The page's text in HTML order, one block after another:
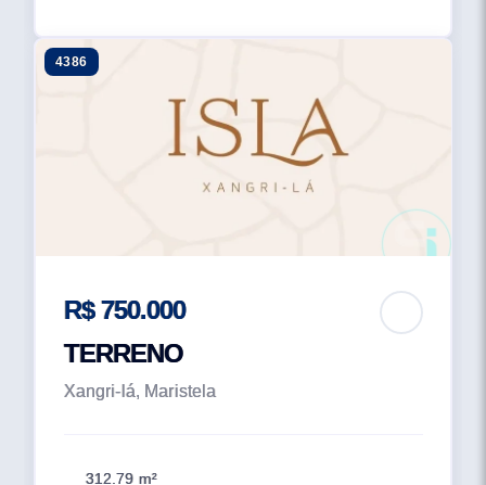
4386
R$ 750.000
TERRENO
Xangri-lá, Maristela
312.79 m²